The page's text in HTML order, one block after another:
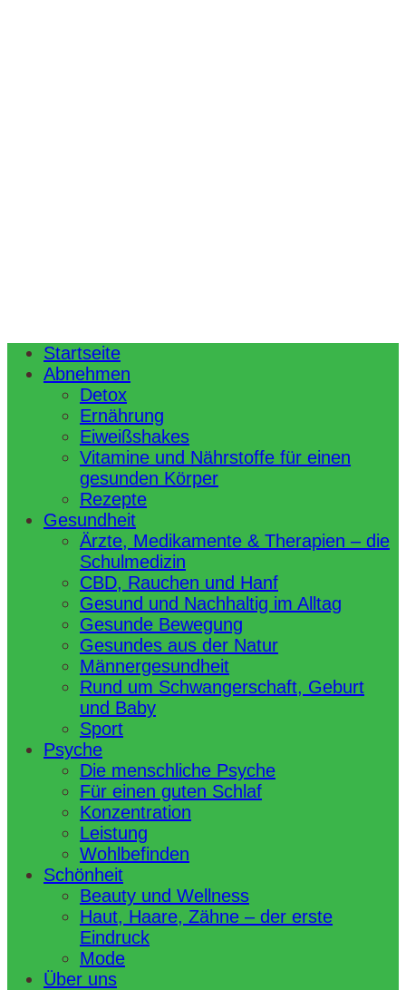
Startseite
Abnehmen
Detox
Ernährung
Eiweißshakes
Vitamine und Nährstoffe für einen
gesunden Körper
Rezepte
Gesundheit
Ärzte, Medikamente & Therapien – die
Schulmedizin
CBD, Rauchen und Hanf
Gesund und Nachhaltig im Alltag
Gesunde Bewegung
Gesundes aus der Natur
Männergesundheit
Rund um Schwangerschaft, Geburt
und Baby
Sport
Psyche
Die menschliche Psyche
Für einen guten Schlaf
Konzentration
Leistung
Wohlbefinden
Schönheit
Beauty und Wellness
Haut, Haare, Zähne – der erste
Eindruck
Mode
Über uns